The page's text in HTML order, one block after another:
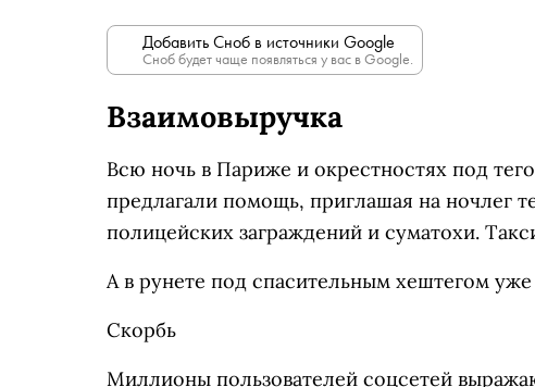
Добавить Сноб в источники Google
Сноб будет чаще появляться у вас в Google.
Взаимовыручка
Всю ночь в Париже и окрестностях под
предлагали помощь, приглашая на ночлег
полицейских заграждений и суматохи.
А в рунете под спасительным хештегом
Скорбь
Миллионы пользователей соцсетей